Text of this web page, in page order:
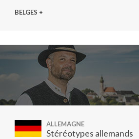
BELGES +
ALLEMAGNE
Stéréotypes allemands